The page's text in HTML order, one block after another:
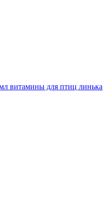
витамины для птиц линька